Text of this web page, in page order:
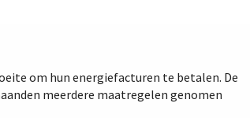
om hun energiefacturen te betalen. De
meerdere maatregelen genomen